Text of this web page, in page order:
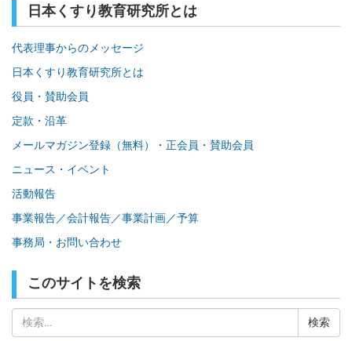
日本くすり教育研究所とは
代表理事からのメッセージ
日本くすり教育研究所とは
役員・賛助会員
定款・沿革
メールマガジン登録（無料）・正会員・賛助会員
ニュース・イベント
活動報告
事業報告／会計報告／事業計画／予算
事務局・お問い合わせ
このサイトを検索
索: